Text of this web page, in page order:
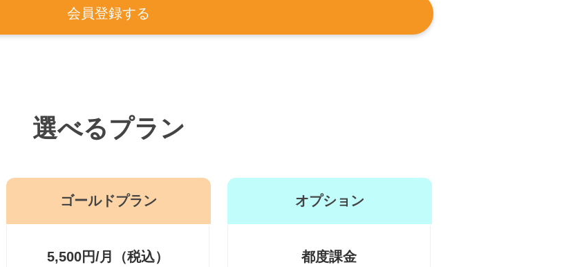
会員登録する
選べるプラン
ゴールドプラン
5,500円/月（税込）
オプション
都度課金